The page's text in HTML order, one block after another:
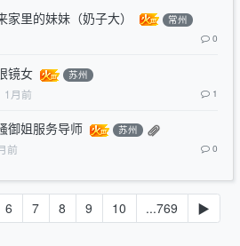
家里的妹妹（奶子大） 常州
0
镜女 苏州
1月前 1
御姐服务导师 苏州
前 0
6 7 8 9 10 ...769 ▶